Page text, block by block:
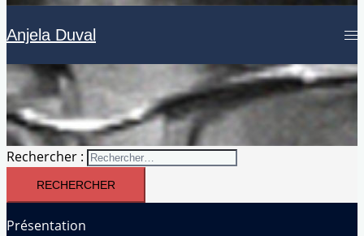
Anjela Duval
Rechercher :
Présentation